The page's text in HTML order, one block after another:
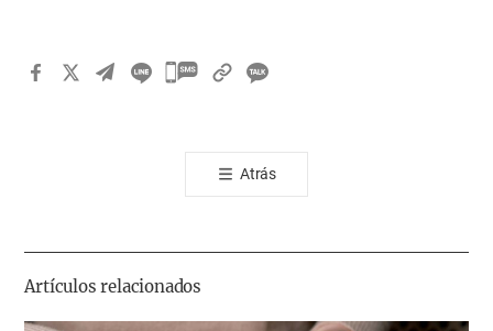
카
톡
공
기
Atrás
Artículos relacionados